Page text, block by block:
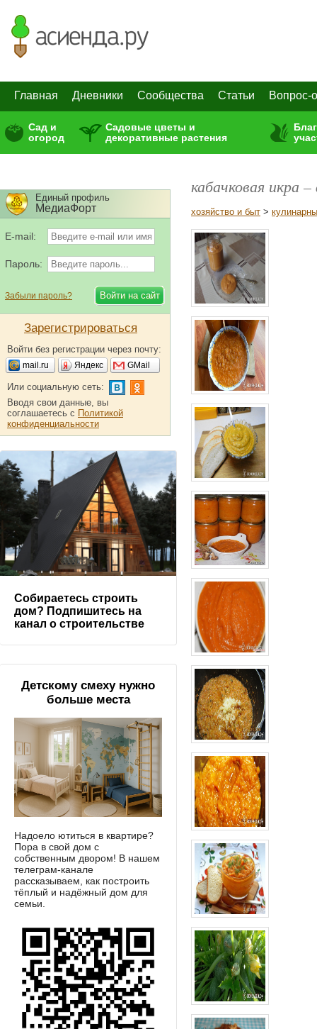
Главная Дневники Сообщества Статьи Вопрос-
Сад и
огород
Садовые цветы и
декоративные растения
кабачковая икра
хозяйство и быт >
Единый профиль
МедиаФорт
E-mail:
Пароль:
Забыли пароль?
Зарегистрироваться
Войти без регистрации через почту:
mail.ru Яндекс GMail
Или социальную сеть:
Вводя свои данные, вы
соглашаетесь с Политикой
конфиденциальности
Собираетесь строить
дом? Подпишитесь на
канал о строительстве
Детскому смеху нужно
больше места
Надоело ютиться в квартире?
Пора в свой дом с
собственным двором! В нашем
телеграм-канале
рассказываем, как построить
тёплый и надёжный дом для
семьи.